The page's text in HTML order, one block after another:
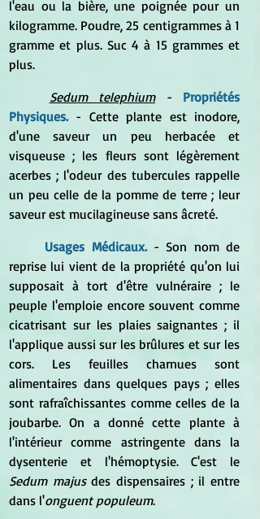
l'eau ou la bière, une poignée pour un
kilogramme. Poudre, 25 centigrammes à 1
gramme et plus. Suc 4 à 15 grammes et
plus.
Sedum telephium - Propriétés
Physiques. - Cette plante est inodore,
d'une saveur un peu herbacée et
visqueuse ; les fleurs sont légèrement
acerbes ; l'odeur des tubercules rappelle
un peu celle de la pomme de terre ; leur
saveur est mucilagineuse sans âcreté.
Usages Médicaux. - Son nom de
reprise lui vient de la propriété qu'on lui
supposait à tort d'être vulnéraire ; le
peuple l'emploie encore souvent comme
cicatrisant sur les plaies saignantes ; il
l'applique aussi sur les brûlures et sur les
cors. Les feuilles charnues sont
alimentaires dans quelques pays ; elles
sont rafraîchissantes comme celles de la
joubarbe. On a donné cette plante à
l'intérieur comme astringente dans la
Sedum majus des dispensaires ; il entre
dans l'onguent populeum.